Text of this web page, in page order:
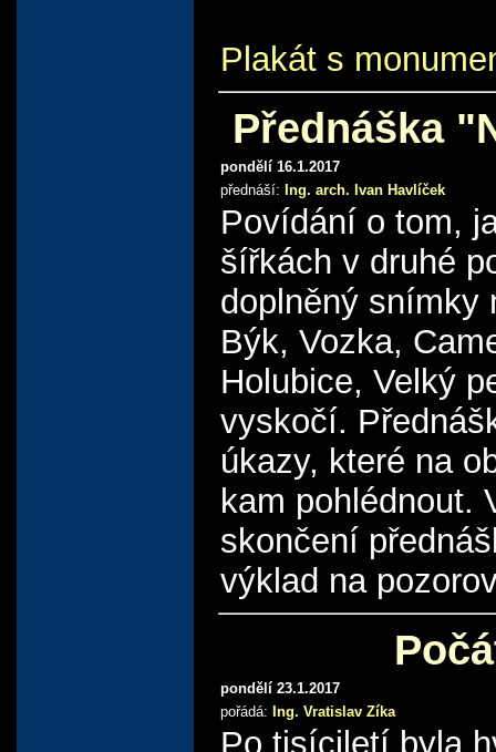
Plakát s
Přednáška
pondělí 16.1.2017
přednáší: Ing. arch. Ivan Havlíček
Povídání o tom,
šířkách v druhé
doplněný snímky
Býk, Vozka,
Holubice, Velký
vyskočí.
úkazy, které na
kam pohlédnout.
skončení
výklad na
pondělí 23.1.2017
pořádá: Ing. Vratislav Zíka
Po tisíciletí byla